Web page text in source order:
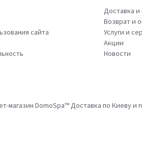
сайта
Доставка и
Возврат и
Услуги и
Акции
Новости
магазин DomoSpa™ Доставка по Киеву